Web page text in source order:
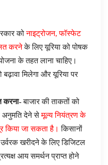
कोनाइट्रोजन, फॉस्फेट
करनेके लिए यूरिया को पोषक
के तहत लाना चाहिए।
मिलेगा और यूरिया पर
करना-बाजार की ताकतों को
अनुमति देने सेमूल्य नियंत्रण के
किया जा सकता है। किसानों
खरीदने के लिए डिजिटल
आय समर्थन प्राप्त होने